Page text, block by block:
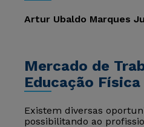
Artur Ubaldo Marques
Mercado de
Educação
Existem diversas
possibilitando ao